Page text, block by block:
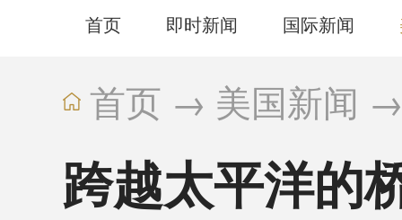
首页 即时新闻 国际新闻
首页 → 美国新闻
跨越太平洋的